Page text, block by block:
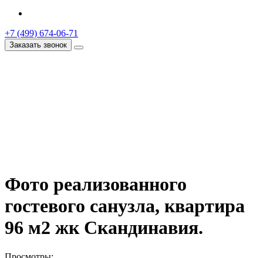
+7 (499) 674-06-71
Заказать звонок
Фото реализованного
гостевого санузла, квартира
96 м2 жк Скандинавия.